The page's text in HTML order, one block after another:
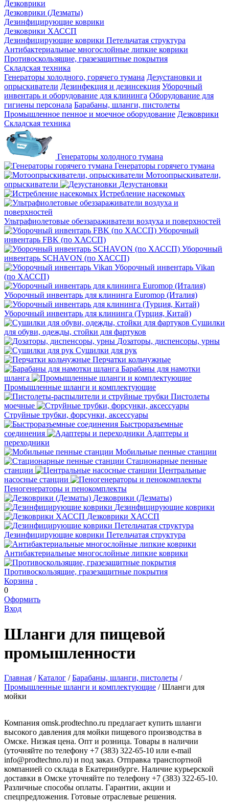
Дезковрики
Дезковрики (Дезматы)
Дезинфицирующие коврики
Дезковрики ХАССП
Дезинфицирующие коврики Петельчатая структура
Антибактериальные многослойные липкие коврики
Противоскользящие, гразезащитные покрытия
Складская техника
Генераторы холодного, горячего тумана Дезустановки и
опрыскиватели Дезинфекция и дезинсекция Уборочный
инвентарь и оборудование для клининга Оборудование для
гигиены персонала Барабаны, шланги, пистолеты
Промышленное пенное и моечное оборудование Дезковрики
Складская техника
Генераторы холодного тумана
Генераторы горячего тумана
Мотоопрыскиватели,
опрыскиватели
Дезустановки
Истребление насекомых
Ультрафиолетовые обеззараживатели воздуха и поверхностей
Уборочный
инвентарь FBK (по ХАССП)
Уборочный
инвентарь SCHAVON (по ХАССП)
Уборочный инвентарь Vikan
(по ХАССП)
Уборочный инвентарь для клининга Euromop (Италия)
Уборочный инвентарь для клининга (Турция, Китай)
Сушилки
для обуви, одежды, стойки для фартуков
Дозаторы, диспенсоры, урны
Сушилки для рук
Перчатки кольчужные
Барабаны для намотки
шланга
Промышленные шланги и комплектующие
Пистолеты
моечные
Струйные трубки, форсунки, аксессуары
Быстроразъемные
соединения
Адаптеры и
переходники
Мобильные пенные станции
Стационарные пенные
станции
Центральные
насосные станции
Пеногенераторы и пенокомплекты
Дезковрики (Дезматы)
Дезинфицирующие коврики
Дезковрики ХАССП
Дезинфицирующие коврики Петельчатая структура
Антибактериальные многослойные липкие коврики
Противоскользящие, гразезащитные покрытия
Корзина
0
Оформить
Вход
Шланги для пищевой
промышленности
Главная / Каталог / Барабаны, шланги, пистолеты /
Промышленные шланги и комплектующие / Шланги для
мойки
Компания omsk.prodtechno.ru предлагает купить шланги
высокого давления для мойки пищевого производства в
Омске. Низкая цена. Опт и розница. Товары в наличии
(уточняйте по телефону +7 (383) 322-65-10 или e-mail
info@prodtechno.ru) и под заказ. Отправка транспортной
компанией со склада в Екатеринбурге. Наличие курьерской
доставки в Омске уточняйте по телефону +7 (383) 322-65-10.
Различные способы оплаты. Гарантии, акции и
спецпредложения. Готовые отраслевые решения.